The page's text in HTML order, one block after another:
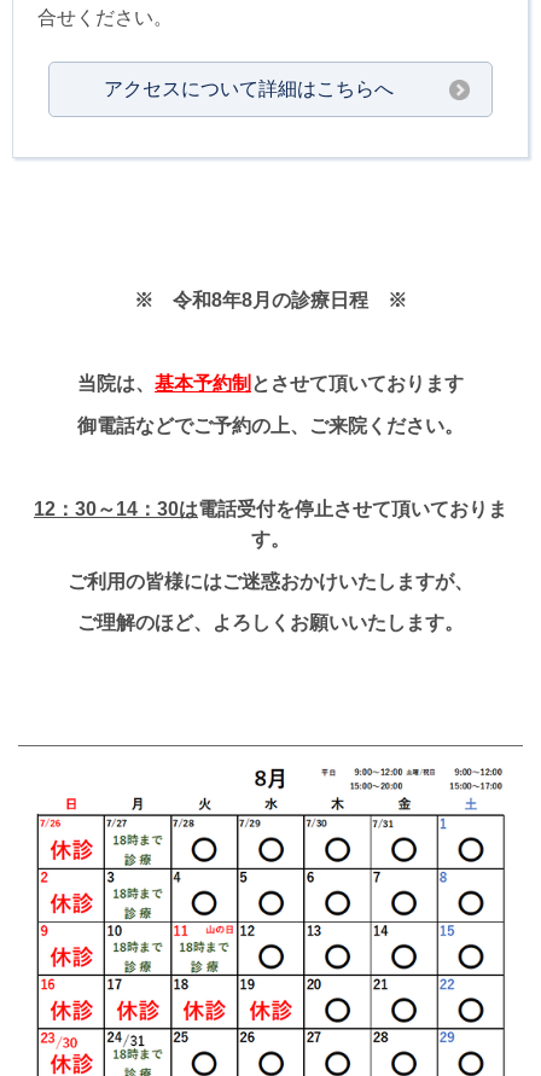
合せください。
アクセスについて詳細はこちらへ
※ 令和8年8月の診療日程 ※
当院は、 基本予約制 とさせて頂いております
御電話などでご予約の上、ご来院ください。
12：30～14：30は電話受付を停止させて頂いておりま
す。
ご利用の皆様にはご迷惑おかけいたしますが、
ご理解のほど、よろしくお願いいたします。